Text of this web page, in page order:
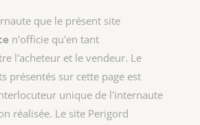
que le présent site
n'officie qu'en tant
l'acheteur et le vendeur. Le
présentés sur cette page est
unique de l'internaute
réalisée. Le site Perigord